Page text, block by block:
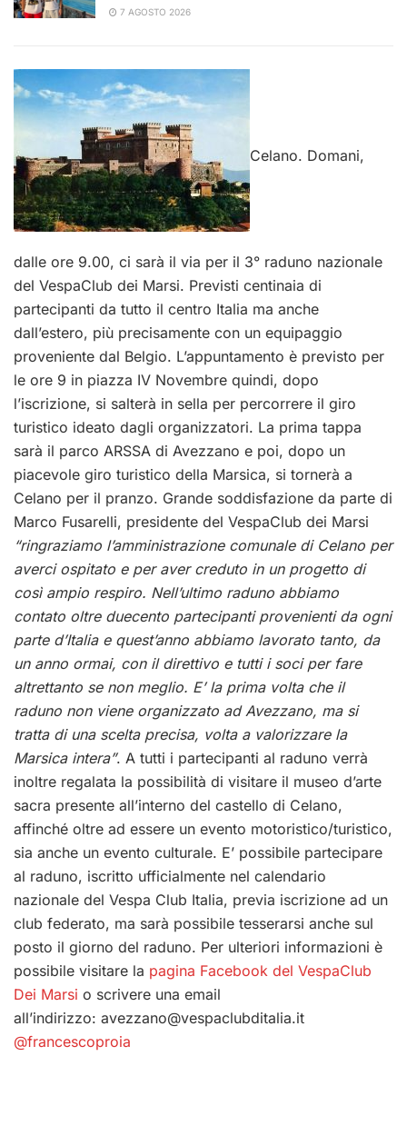
7 AGOSTO 2026
Celano. Domani,
dalle ore 9.00, ci sarà il via per il 3° raduno nazionale
del VespaClub dei Marsi. Previsti centinaia di
partecipanti da tutto il centro Italia ma anche
dall’estero, più precisamente con un equipaggio
proveniente dal Belgio. L’appuntamento è previsto per
le ore 9 in piazza IV Novembre quindi, dopo
l’iscrizione, si salterà in sella per percorrere il giro
turistico ideato dagli organizzatori. La prima tappa
sarà il parco ARSSA di Avezzano e poi, dopo un
piacevole giro turistico della Marsica, si tornerà a
Celano per il pranzo. Grande soddisfazione da parte di
Marco Fusarelli, presidente del VespaClub dei Marsi
“ringraziamo l’amministrazione comunale di Celano per
averci ospitato e per aver creduto in un progetto di
così ampio respiro. Nell’ultimo raduno abbiamo
contato oltre duecento partecipanti provenienti da ogni
parte d’Italia e quest’anno abbiamo lavorato tanto, da
un anno ormai, con il direttivo e tutti i soci per fare
altrettanto se non meglio. E’ la prima volta che il
raduno non viene organizzato ad Avezzano, ma si
tratta di una scelta precisa, volta a valorizzare la
Marsica intera”. A tutti i partecipanti al raduno verrà
inoltre regalata la possibilità di visitare il museo d’arte
sacra presente all’interno del castello di Celano,
affinché oltre ad essere un evento motoristico/turistico,
sia anche un evento culturale. E’ possibile partecipare
al raduno, iscritto ufficialmente nel calendario
nazionale del Vespa Club Italia, previa iscrizione ad un
club federato, ma sarà possibile tesserarsi anche sul
posto il giorno del raduno. Per ulteriori informazioni è
possibile visitare la pagina Facebook del VespaClub
Dei Marsi o scrivere una email
all’indirizzo: avezzano@vespaclubditalia.it
@francescoproia